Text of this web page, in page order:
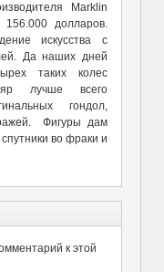
Marklin
долларов.
искусства с
Да наших дней
таких колес
лучше всего
гондол,
Фигуры дам
во фраки и
к этой